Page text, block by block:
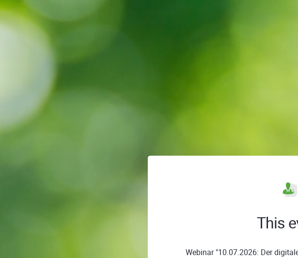
This
Webinar "10.07.2026: Der